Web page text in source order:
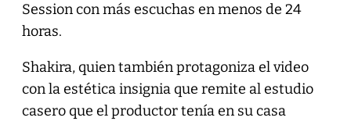
Session con más escuchas en menos de 24
horas.
Shakira, quien también protagoniza el video
con la estética insignia que remite al estudio
casero que el productor tenía en su casa